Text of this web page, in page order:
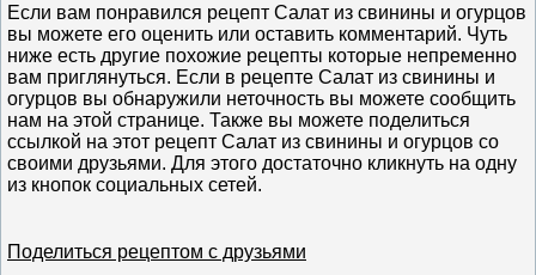
Если вам понравился рецепт Салат из свинины и огурцов
вы можете его оценить или оставить комментарий. Чуть
ниже есть другие похожие рецепты которые непременно
вам приглянуться. Если в рецепте Салат из свинины и
огурцов вы обнаружили неточность вы можете сообщить
нам на этой странице. Также вы можете поделиться
ссылкой на этот рецепт Салат из свинины и огурцов со
своими друзьями. Для этого достаточно кликнуть на одну
из кнопок социальных сетей.
Поделиться рецептом с друзьями